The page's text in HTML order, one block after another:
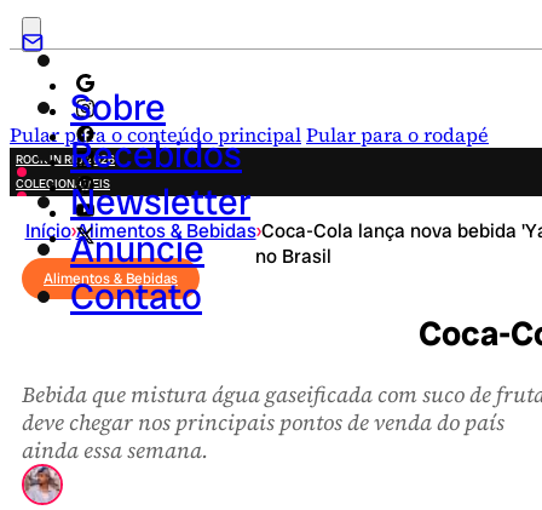
Pular para o conteúdo principalPular para o rodapé
Sobre
Recebidos
Newsletter
Anuncie
Contato
ROCK IN RIO 2026
COLECIONÁVEIS
FESTA JUNINA
NOVIDADES
CAMPANHAS CRIATIVAS
Início›Alimentos & Bebidas›Coca-Cola lança nova bebida
no Brasil
Alimentos & Bebidas
Coca-
Bebida que mistura água gaseificada com suco de
deve chegar nos principais pontos de venda do país
ainda essa semana.